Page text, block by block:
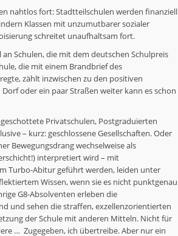
nahtlos fort: Stadtteilschulen werden finanziell
Klassen mit unzumutbarer sozialer
schreitet unaufhaltsam fort.
an Schulen, die mit dem deutschen Schulpreis
die mit einem Brandbrief des
zählt inzwischen zu den positiven
oder ein paar Straßen weiter kann es schon
Privatschulen, Postgraduierten
– kurz: geschlossene Gesellschaften. Oder
Bewegungsdrang wechselweise als
interpretiert wird – mit
Turbo-Abitur geführt werden, leiden unter
Wissen, wenn sie es nicht punktgenau
G8-Absolventen erleben die
und sehen die straffen, exzellenzorientierten
der Schule mit anderen Mitteln. Nicht für
… Zugegeben, ich übertreibe. Aber nur ein